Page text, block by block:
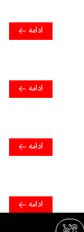
ادامه
ادامه
ادامه
ادامه